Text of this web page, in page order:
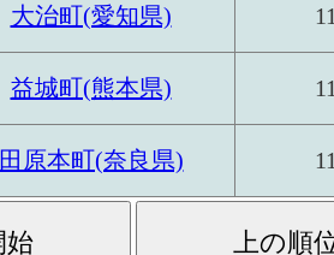
大治町(愛知県)
益城町(熊本県)
田原本町(奈良県)